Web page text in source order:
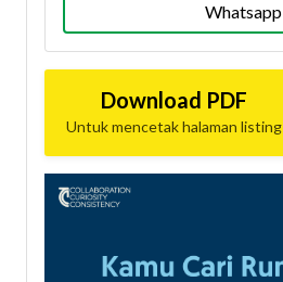
Whatsapp
Download PDF
Untuk mencetak halaman listing